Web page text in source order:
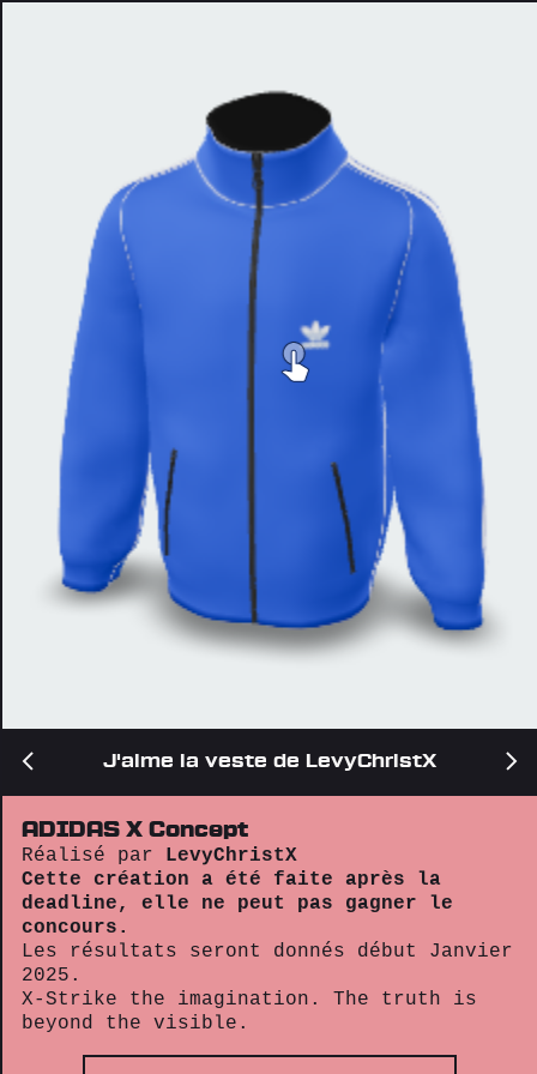
J'aime la veste de LevyChristX
ADIDAS X Concept
Réalisé par LevyChristX
Cette création a été faite après la
deadline, elle ne peut pas gagner le
concours.
Les résultats seront donnés début Janvier
2025.
X-Strike the imagination. The truth is
beyond the visible.